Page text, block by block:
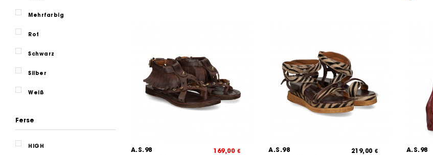
A.S.98 169,00 €
A.S.98 219,00€ A.S.98
Mehrfarbig
Rot
Schwarz
Silber
Weiß
Ferse
HIGH